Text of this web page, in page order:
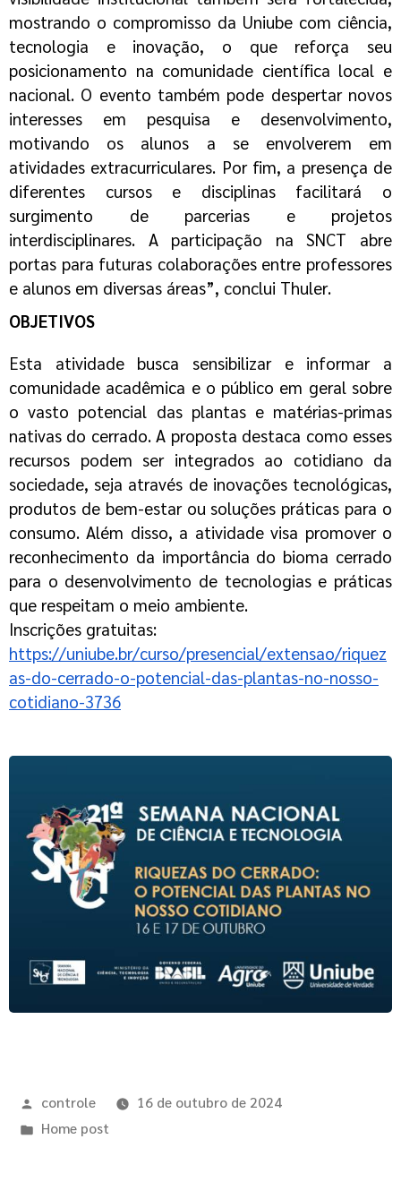
mostrando o compromisso da Uniube com ciência,
tecnologia e inovação, o que reforça seu
posicionamento na comunidade científica local e
nacional. O evento também pode despertar novos
interesses em pesquisa e desenvolvimento,
motivando os alunos a se envolverem em
atividades extracurriculares. Por fim, a presença de
diferentes cursos e disciplinas facilitará o
surgimento de parcerias e projetos
interdisciplinares. A participação na SNCT abre
portas para futuras colaborações entre professores
e alunos em diversas áreas”, conclui Thuler.
OBJETIVOS
Esta atividade busca sensibilizar e informar a
comunidade acadêmica e o público em geral sobre
o vasto potencial das plantas e matérias-primas
nativas do cerrado. A proposta destaca como esses
recursos podem ser integrados ao cotidiano da
sociedade, seja através de inovações tecnológicas,
produtos de bem-estar ou soluções práticas para o
consumo. Além disso, a atividade visa promover o
reconhecimento da importância do bioma cerrado
para o desenvolvimento de tecnologias e práticas
que respeitam o meio ambiente.
Inscrições gratuitas:
https://uniube.br/curso/presencial/extensao/riquez
as-do-cerrado-o-potencial-das-plantas-no-nosso-
cotidiano-3736
controle
16 de outubro de 2024
Home post